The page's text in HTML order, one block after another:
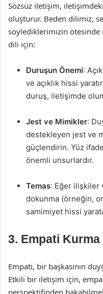
Sözsüz iletişim,
oluşturur. Beden dilimiz,
söylediklerimizin ötesinde
dili için:
Duruşun Önemi:
ve açıklık hissi
duruş, iletişimde
Jest ve Mimikler:
destekleyen jest ve
güçlendirin. Yüz
önemli unsurlardır.
Temas: Eğer ilişkiler
dokunma (örneğin,
samimiyet hissi
3. Empati Kurma
Empati, bir başkasının
Etkili bir iletişim için,
perspektifinden